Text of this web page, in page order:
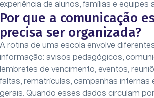
experiência de alunos, famílias e equipes
Por que a comunicação
precisa ser organizada?
A rotina de uma escola envolve
informação: avisos pedagógicos,
lembretes de vencimento, eventos,
faltas, rematrículas, campanhas internas
gerais. Quando esses dados circulam